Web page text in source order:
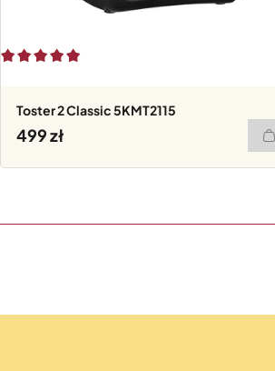
Toster 2 Classic 5KMT2115
499